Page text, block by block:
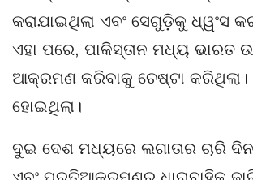
କରାଯାଇଥିଲା ଏବଂ ସେଗୁଡ଼ିକୁ ଧ୍ୱଂସ
ଏହା ପରେ, ପାକିସ୍ତାନ ମଧ୍ୟ ଭାରତ
ଆକ୍ରମଣ କରିବାକୁ ଚେଷ୍ଟା କରିଥିଲା।
ହୋଇଥିଲା।
ଦୁଇ ଦେଶ ମଧ୍ୟରେ ଲଗାତାର ଚାରି